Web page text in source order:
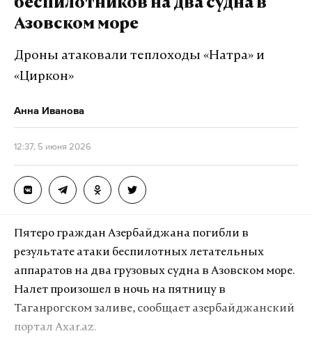
беспилотников на два судна в
Азовском море
Дроны атаковали теплоходы «Натра» и
«Циркон»
Анна Иванова
12:37, 5 июня 2026
Пятеро граждан Азербайджана погибли в
результате атаки беспилотных летательных
аппаратов на два грузовых судна в Азовском море.
Налет произошел в ночь на пятницу в
Таганрогском заливе, сообщает азербайджанский
портал Axar.az.